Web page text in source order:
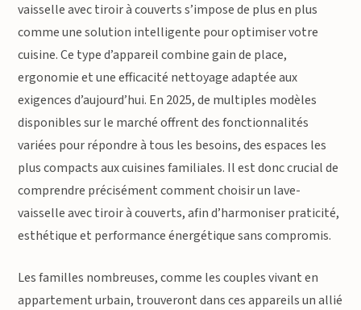
vaisselle avec tiroir à couverts s’impose de plus en plus
comme une solution intelligente pour optimiser votre
cuisine. Ce type d’appareil combine gain de place,
ergonomie et une efficacité nettoyage adaptée aux
exigences d’aujourd’hui. En 2025, de multiples modèles
disponibles sur le marché offrent des fonctionnalités
variées pour répondre à tous les besoins, des espaces les
plus compacts aux cuisines familiales. Il est donc crucial de
comprendre précisément comment choisir un lave-
vaisselle avec tiroir à couverts, afin d’harmoniser praticité,
esthétique et performance énergétique sans compromis.
Les familles nombreuses, comme les couples vivant en
appartement urbain, trouveront dans ces appareils un allié